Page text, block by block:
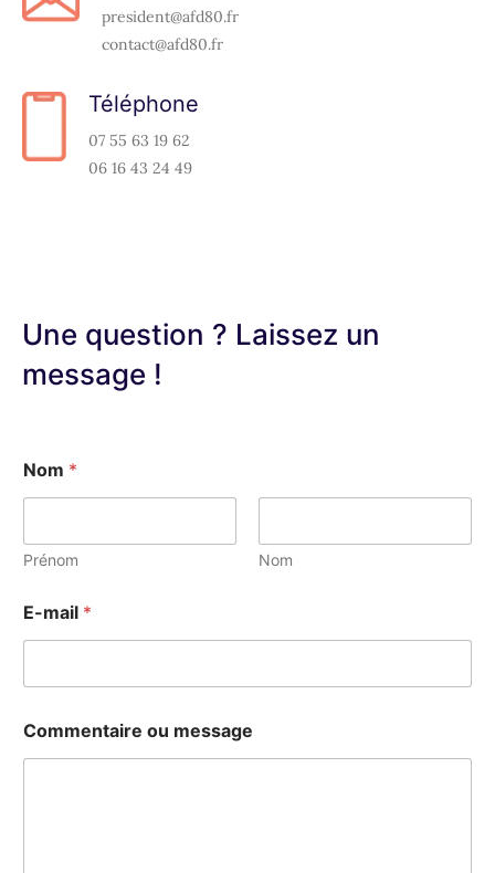
president@afd80.fr
contact@afd80.fr
Téléphone
07 55 63 19 62
06 16 43 24 49
Une question ? Laissez un
message !
Nom *
Prénom Nom
E-mail *
-
m
Commentaire ou message